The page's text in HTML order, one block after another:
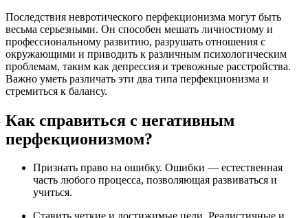
Последствия невротического перфекционизма могут быть
весьма серьезными. Он способен мешать личностному и
профессиональному развитию, разрушать отношения с
окружающими и приводить к различным психологическим
проблемам, таким как депрессия и тревожные расстройства.
Важно уметь различать эти два типа перфекционизма и
стремиться к балансу.
Как справиться с негативным
перфекционизмом?
Признать право на ошибку. Ошибки — естественная
часть любого процесса, позволяющая развиваться и
учиться.